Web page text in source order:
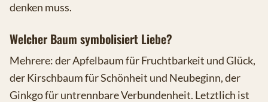
denken muss.
Welcher Baum symbolisiert Liebe?
Mehrere: der Apfelbaum für Fruchtbarkeit und Glück,
der Kirschbaum für Schönheit und Neubeginn, der
Ginkgo für untrennbare Verbundenheit. Letztlich ist